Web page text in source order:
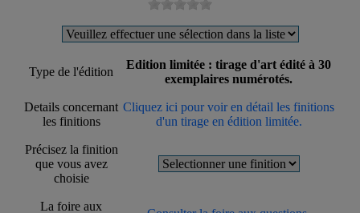
Type de l'édition
Edition limitée : tirage d'art édité à 30
exemplaires numérotés.
Details concernant
les finitions
Cliquez ici pour voir en détail les finitions
d'un tirage en édition limitée.
Précisez la finition
que vous avez
choisie
La foire aux